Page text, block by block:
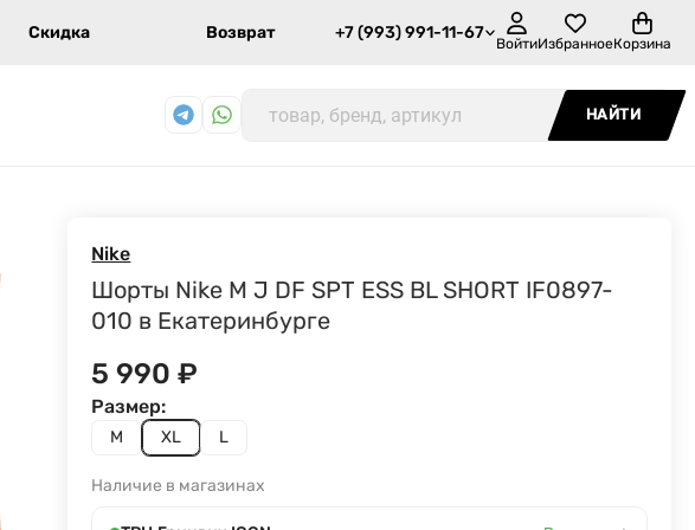
Скидка Возврат +7 (993) 991-11-67
ВойтиИзбранноеКорзина
НАЙТИ
Nike
Шорты Nike M J DF SPT ESS BL SHORT IF0897-
010 в Екатеринбурге
5 990₽
M XL L
Размер:
Наличие в магазинах